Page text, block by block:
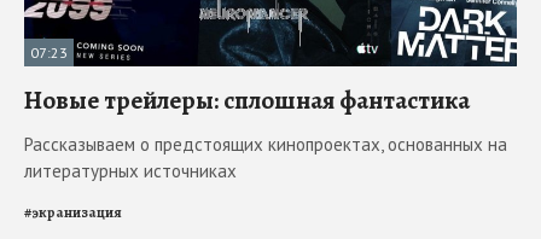
07:23
Новые трейлеры: сплошная фантастика
Рассказываем о предстоящих кинопроектах, основанных на
литературных источниках
#экранизация